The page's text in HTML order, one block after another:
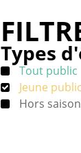
Types
Tout public
Jeune public
Hors saison